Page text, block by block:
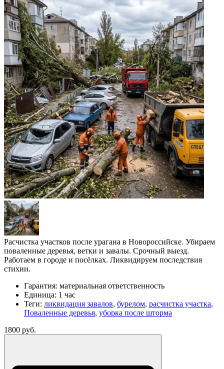
Расчистка участков после урагана в Новороссийске. Убираем
поваленные деревья, ветки и завалы. Срочный выезд.
Работаем в городе и посёлках. Ликвидируем последствия
стихии.
Гарантия: материальная ответственность
Единица: 1 час
Теги: ликвидация завалов, бурелом, расчистка участка,
Поваленные деревья, уборка после шторма
1800 руб.